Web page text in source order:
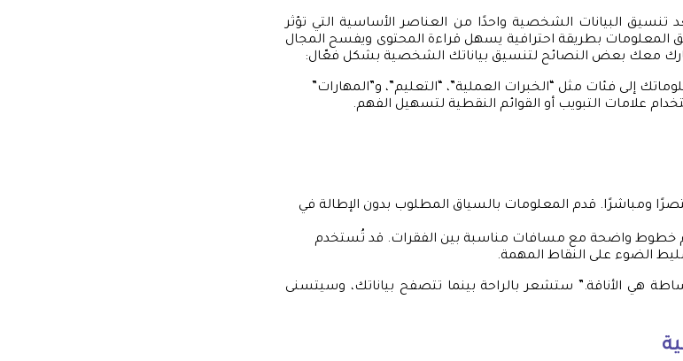
تنسيق البيانات الشخصية واحدًا من العناصر الأساسية التي تؤثر
المعلومات بطريقة احترافية يسهل قراءة المحتوى ويفسح المجال
معك بعض النصائح لتنسيق بياناتك الشخصية بشكل فعّال:
إلى فئات مثل “الخبرات العملية”، “التعليم”، و”المهارات”
علامات التبويب أو القوائم النقطية لتسهيل الفهم.
ومباشرًا. قدم المعلومات بالسياق المطلوب بدون الإطالة في
خطوط واضحة مع مسافات مناسبة بين الفقرات. قد تُستخدم
الضوء على النقاط المهمة.
هي الأناقة.” ستشعر بالراحة بينما تتصفح بياناتك، وسيتسنى